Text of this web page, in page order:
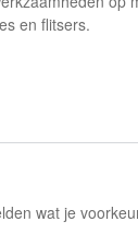
en flitsers.
wat je